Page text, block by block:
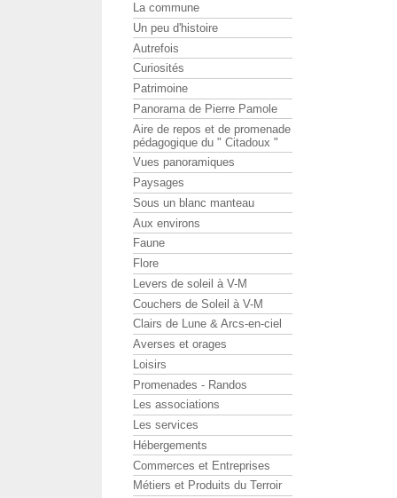
La commune
Un peu d'histoire
Autrefois
Curiosités
Patrimoine
Panorama de Pierre Pamole
Aire de repos et de promenade
pédagogique du " Citadoux "
Vues panoramiques
Paysages
Sous un blanc manteau
Aux environs
Faune
Flore
Levers de soleil à V-M
Couchers de Soleil à V-M
Clairs de Lune & Arcs-en-ciel
Averses et orages
Loisirs
Promenades - Randos
Les associations
Les services
Hébergements
Commerces et Entreprises
Métiers et Produits du Terroir